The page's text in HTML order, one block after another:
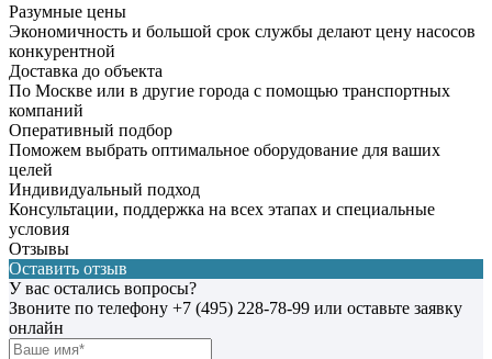
Разумные цены
Экономичность и большой срок службы делают цену насосов
конкурентной
Доставка до объекта
По Москве или в другие города с помощью транспортных
компаний
Оперативный подбор
Поможем выбрать оптимальное оборудование для ваших
целей
Индивидуальный подход
Консультации, поддержка на всех этапах и специальные
условия
Отзывы
Оставить отзыв
У вас остались вопросы?
Звоните по телефону +7 (495) 228-78-99 или оставьте заявку
онлайн